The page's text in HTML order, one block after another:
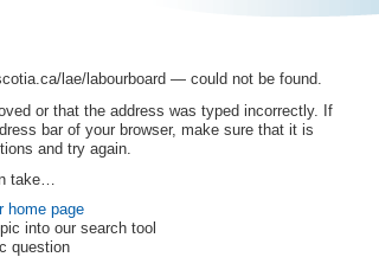
/lae/labourboard — could not be found.
or that the address was typed incorrectly. If
bar of your browser, make sure that it is
and try again.
take…
home page
into our search tool
question